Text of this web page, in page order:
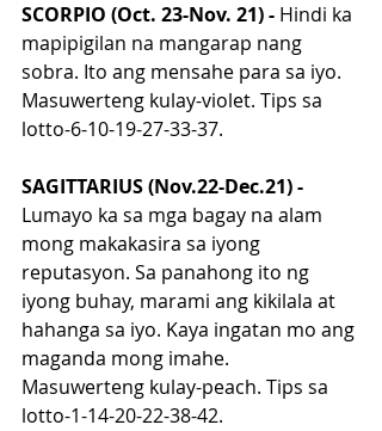
SCORPIO (Oct. 23-Nov. 21) - Hindi ka
mapipigilan na mangarap nang
sobra. Ito ang mensahe para sa iyo.
Masuwerteng kulay-violet. Tips sa
lotto-6-10-19-27-33-37.
SAGITTARIUS (Nov.22-Dec.21) -
Lumayo ka sa mga bagay na alam
mong makakasira sa iyong
reputasyon. Sa panahong ito ng
iyong buhay, marami ang kikilala at
hahanga sa iyo. Kaya ingatan mo ang
maganda mong imahe.
Masuwerteng kulay-peach. Tips sa
lotto-1-14-20-22-38-42.